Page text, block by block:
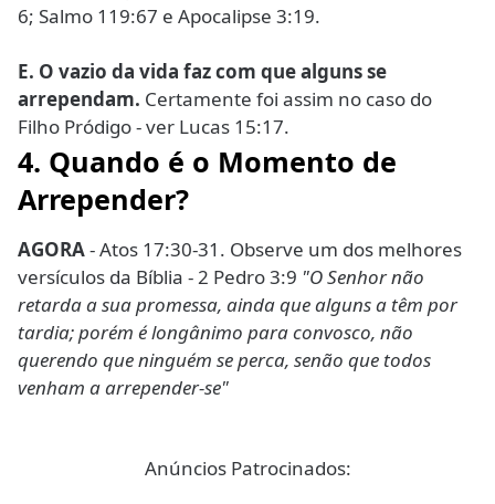
6; Salmo 119:67 e Apocalipse 3:19.
E. O vazio da vida faz com que alguns se
arrependam. Certamente foi assim no caso do
Filho Pródigo - ver Lucas 15:17.
4. Quando é o Momento de
Arrepender?
AGORA- Atos 17:30-31. Observe um dos melhores
versículos da Bíblia - 2 Pedro 3:9 "O Senhor não
retarda a sua promessa, ainda que alguns a têm por
tardia; porém é longânimo para convosco, não
querendo que ninguém se perca, senão que todos
venham a arrepender-se"
Anúncios Patrocinados: